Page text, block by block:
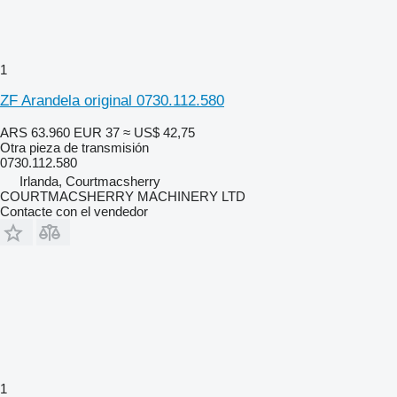
1
ZF Arandela original 0730.112.580
ARS 63.960 EUR 37 ≈ US$ 42,75
Otra pieza de transmisión
0730.112.580
Irlanda, Courtmacsherry
COURTMACSHERRY MACHINERY LTD
Contacte con el vendedor
1